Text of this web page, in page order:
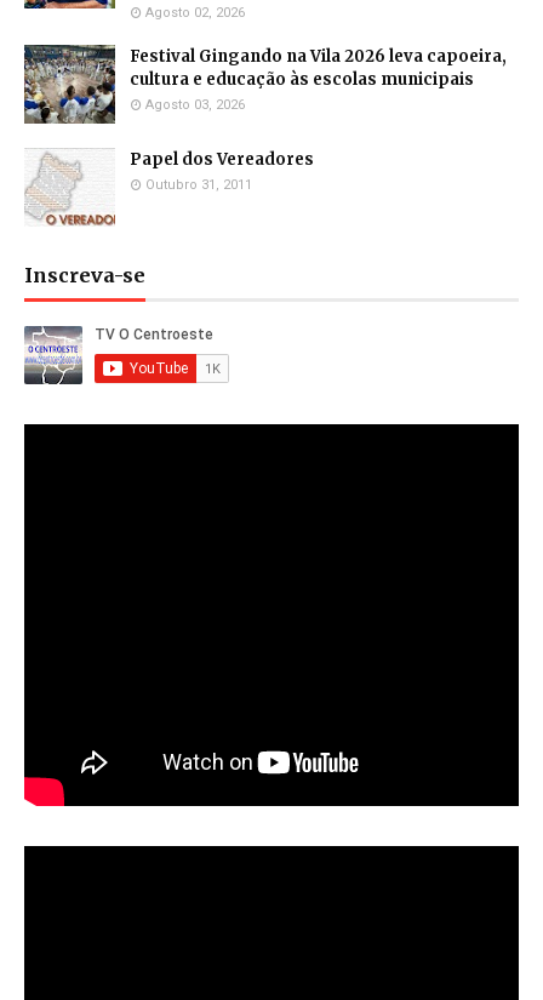
Agosto 02, 2026
Festival Gingando na Vila 2026 leva capoeira,
cultura e educação às escolas municipais
Agosto 03, 2026
Papel dos Vereadores
Outubro 31, 2011
Inscreva-se